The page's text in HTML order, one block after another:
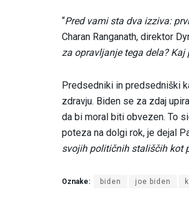
“Pred vami sta dva izziva:
Charan Ranganath, direktor
za opravljanje tega dela?
Predsedniki in predsedniški
zdravju. Biden se za zdaj
da bi moral biti obvezen. To
poteza na dolgi rok, je dejal
svojih političnih stališčih kot
Oznake: biden joe biden